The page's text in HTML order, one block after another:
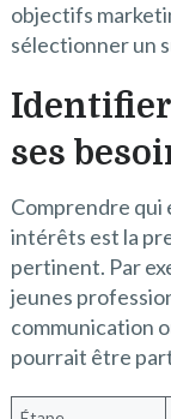
objectifs
sélectionner un
ses
Comprendre qui
intérêts est la
pertinent. Par
jeunes
communication
pourrait être